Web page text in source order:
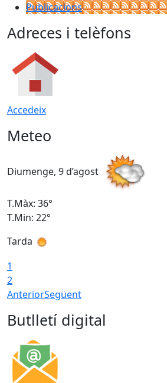
Publicacions
Adreces i telèfons
Accedeix
Meteo
Diumenge, 9 d’agost
T.Màx: 36°
T.Min: 22°
Tarda
1
2
AnteriorSegüent
Butlletí digital